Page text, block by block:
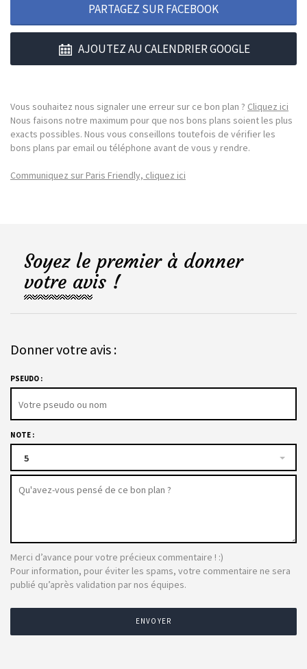
PARTAGEZ SUR FACEBOOK
AJOUTEZ AU CALENDRIER GOOGLE
Vous souhaitez nous signaler une erreur sur ce bon plan ? Cliquez ici
Nous faisons notre maximum pour que nos bons plans soient les plus
exacts possibles. Nous vous conseillons toutefois de vérifier les
bons plans par email ou téléphone avant de vous y rendre.
Communiquez sur Paris Friendly, cliquez ici
Soyez le premier à donner
votre avis !
Donner votre avis :
PSEUDO :
NOTE :
5
Merci d’avance pour votre précieux commentaire ! :)
Pour information, pour éviter les spams, votre commentaire ne sera
publié qu’après validation par nos équipes.
ENVOYER